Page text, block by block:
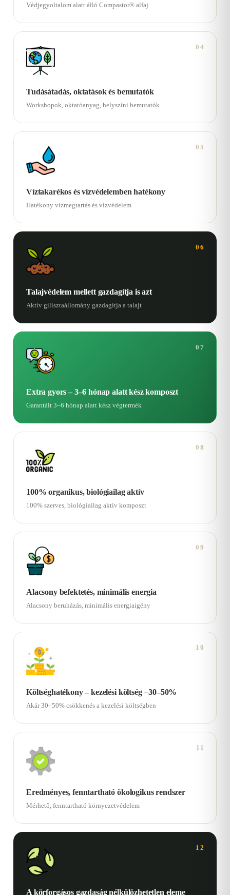
Védjegyoltalom alatt álló Compastor® alfaj
04
Tudásátadás, oktatások és bemutatók
Workshopok, oktatóanyag, helyszíni bemutatók
05
Víztakarékos és vízvédelemben hatékony
Hatékony vízmegtartás és vízvédelem
06
Talajvédelem mellett gazdagítja is azt
Aktív gilisztaállomány gazdagítja a talajt
07
Extra gyors – 3–6 hónap alatt kész komposzt
Garantált 3–6 hónap alatt kész végtermék
08
100% organikus, biológiailag aktív
100% szerves, biológiailag aktív komposzt
09
Alacsony befektetés, minimális energia
Alacsony beruházás, minimális energiaigény
10
Költséghatékony – kezelési költség −30–50%
Akár 30–50% csökkenés a kezelési költségben
11
Eredményes, fenntartható ökologikus rendszer
Mérhető, fenntartható környezetvédelem
12
A körforgásos gazdaság nélkülözhetetlen eleme